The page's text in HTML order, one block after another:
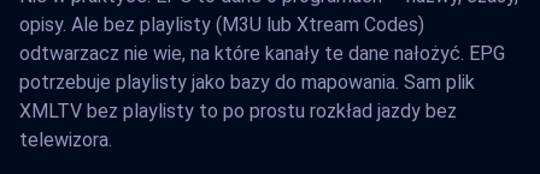
opisy. Ale bez playlisty (M3U lub Xtream Codes)
odtwarzacz nie wie, na które kanały te dane nałożyć. EPG
potrzebuje playlisty jako bazy do mapowania. Sam plik
XMLTV bez playlisty to po prostu rozkład jazdy bez
telewizora.